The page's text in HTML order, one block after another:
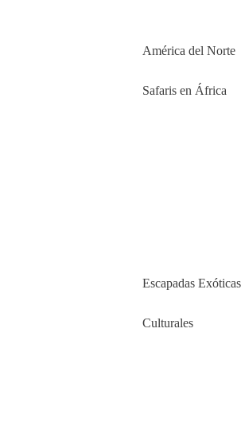
América del Norte
Safaris en África
Escapadas Exóticas
Culturales